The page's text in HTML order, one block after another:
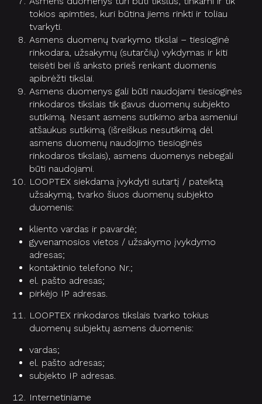
tokios apimties, kuri būtina jiems rinkti ir toliau
tvarkyti.
Asmens duomenų tvarkymo tikslai – tiesioginė
rinkodara, užsakymų (sutarčių) vykdymas ir kiti
teisėti bei iš anksto prieš renkant duomenis
apibrėžti tikslai.
Asmens duomenys gali būti naudojami tiesioginės
rinkodaros tikslais tik gavus duomenų subjekto
sutikimą. Nesant asmens sutikimo arba asmeniui
atšaukus sutikimą (išreiškus nesutikimą dėl
asmens duomenų naudojimo tiesioginės
rinkodaros tikslais), asmens duomenys nebegali
būti naudojami.
LOOPTEX siekdama įvykdyti sutartį / pateiktą
užsakymą, tvarko šiuos duomenų subjekto
duomenis:
kliento vardas ir pavardė;
gyvenamosios vietos / užsakymo įvykdymo
adresas;
kontaktinio telefono Nr.;
el. pašto adresas;
pirkėjo IP adresas.
LOOPTEX rinkodaros tikslais tvarko tokius
duomenų subjektų asmens duomenis:
vardas;
el. pašto adresas;
subjekto IP adresas.
Internetiniame